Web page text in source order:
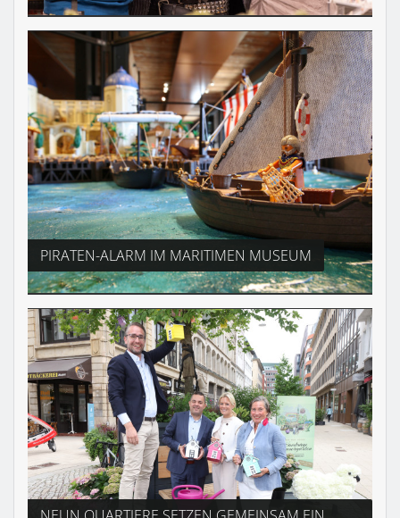
PIRATEN-ALARM IM MARITIMEN MUSEUM